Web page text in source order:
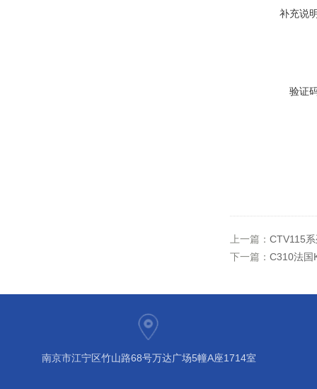
补充说
验证
上一篇： CTV115
下一篇： C310法国
南京市江宁区竹山路68号万达广场5幢A座1714室